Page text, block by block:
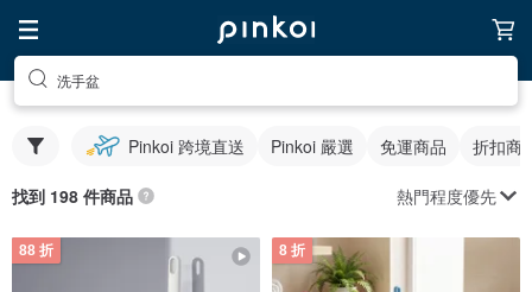
洗手盆
Pinkoi 跨境直送 Pinkoi 嚴選 免運商品 折扣商
找到 198 件商品 熱門程度優先
88 折 8 折